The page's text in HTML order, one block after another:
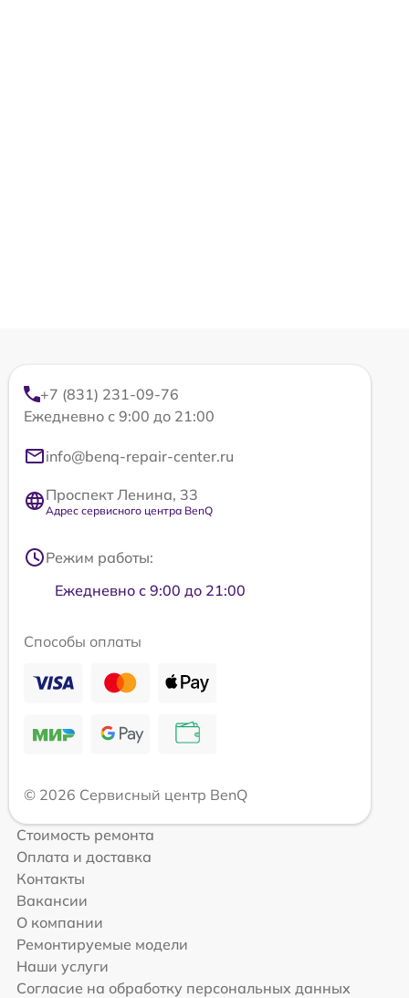
+7 (831) 231-09-76
Ежедневно с 9:00 до 21:00
info@benq-repair-center.ru
Проспект Ленина, 33
Адрес сервисного центра BenQ
Режим работы:
Ежедневно с 9:00 до 21:00
Способы оплаты
© 2026 Сервисный центр BenQ
Стоимость ремонта
Оплата и доставка
Контакты
Вакансии
О компании
Ремонтируемые модели
Наши услуги
Согласие на обработку персональных данных